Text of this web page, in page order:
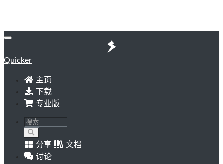
Quicker
主页
下载
专业版
分享
文档
讨论